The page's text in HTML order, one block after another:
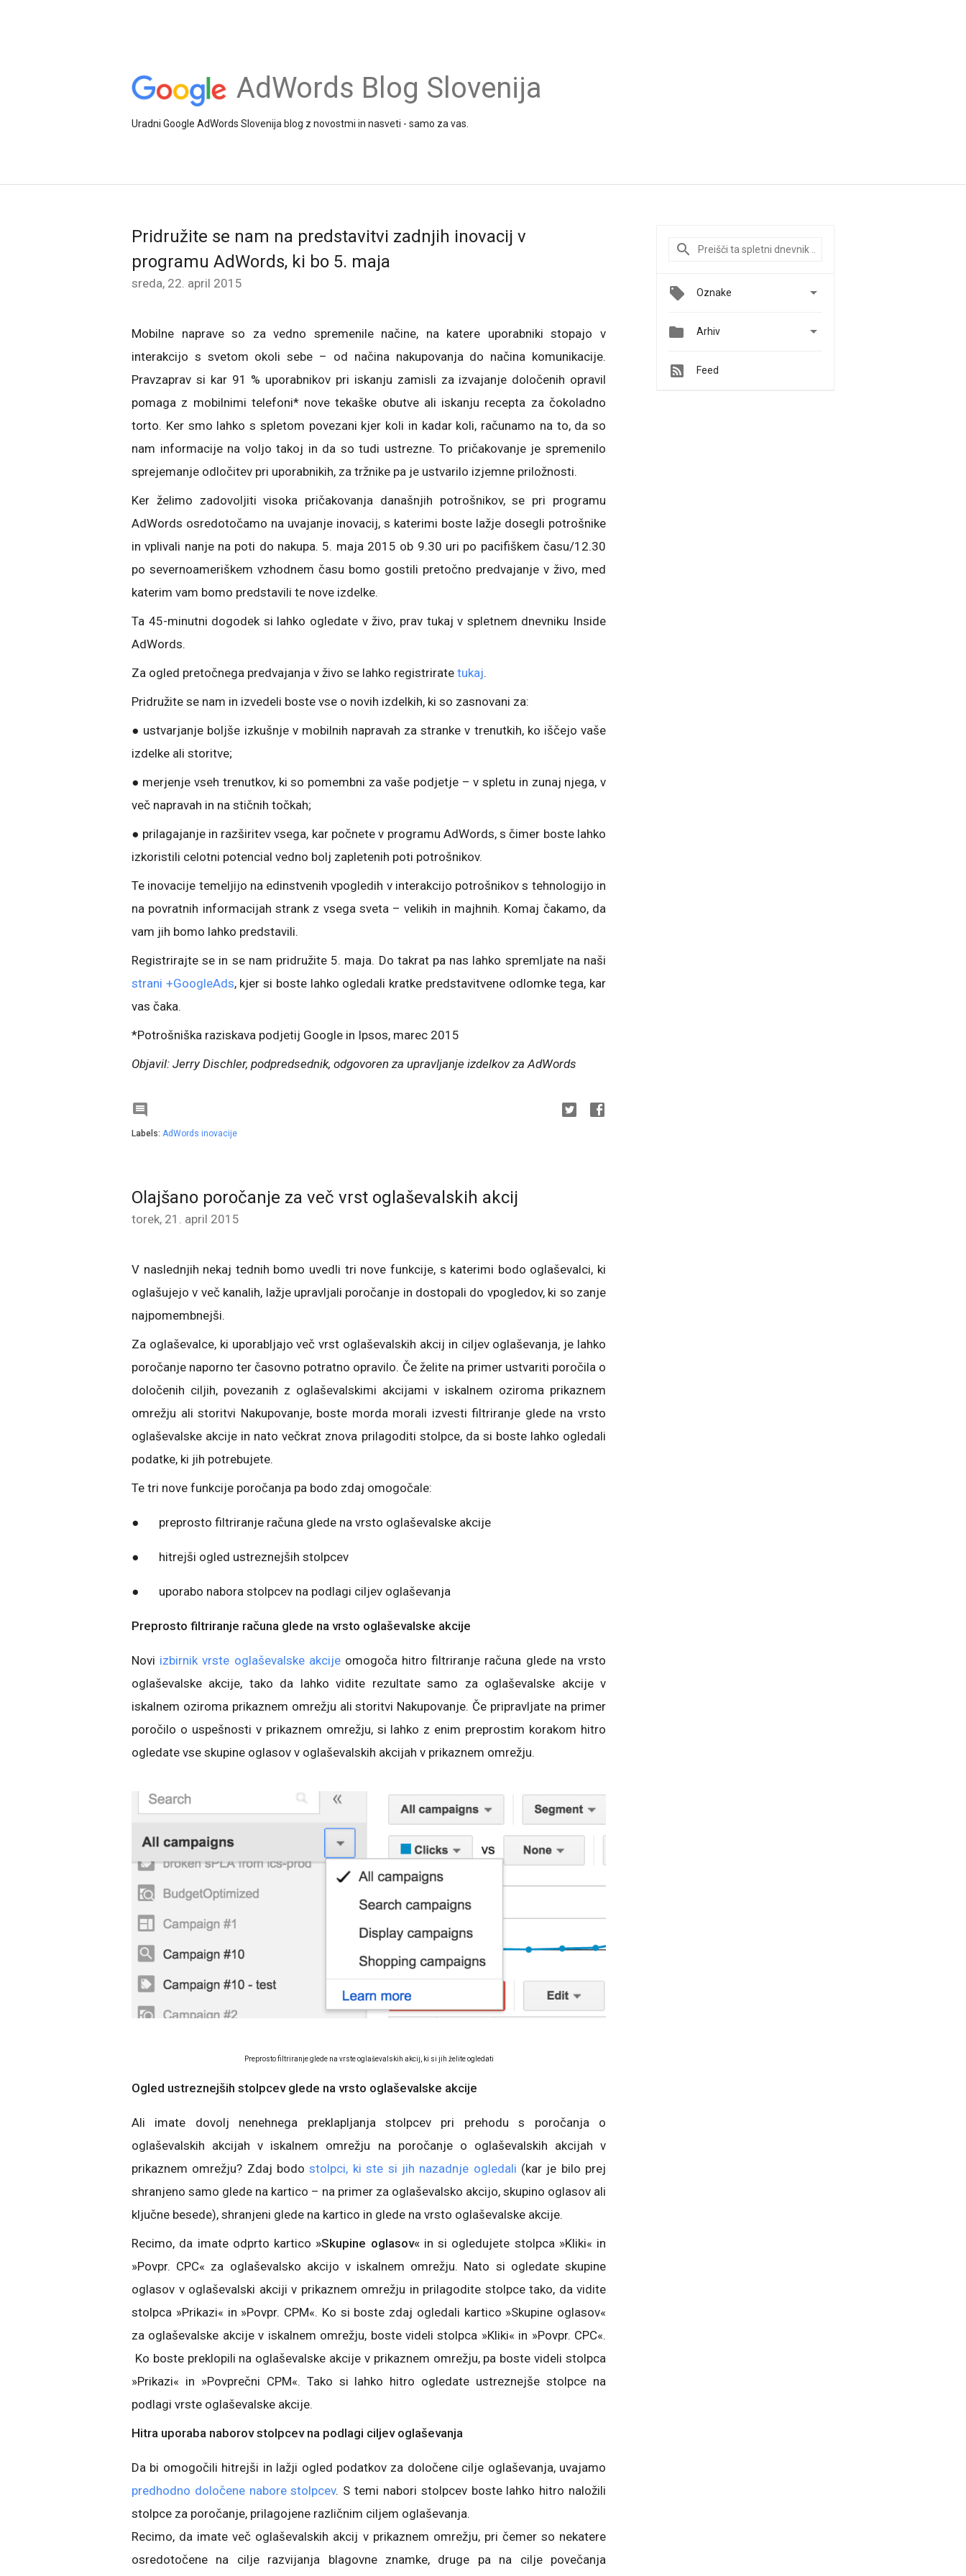
AdWords Blog Slovenija
Uradni Google AdWords Slovenija blog z novostmi in nasveti - samo za vas.
Pridružite se nam na predstavitvi zadnjih inovacij v
programu AdWords, ki bo 5. maja
sreda, 22. april 2015
Mobilne naprave so za vedno spremenile načine, na katere uporabniki stopajo v
interakcijo s svetom okoli sebe – od načina nakupovanja do načina komunikacije.
Pravzaprav si kar 91 % uporabnikov pri iskanju zamisli za izvajanje določenih opravil
pomaga z mobilnimi telefoni* nove tekaške obutve ali iskanju recepta za čokoladno
torto. Ker smo lahko s spletom povezani kjer koli in kadar koli, računamo na to, da so
nam informacije na voljo takoj in da so tudi ustrezne. To pričakovanje je spremenilo
sprejemanje odločitev pri uporabnikih, za tržnike pa je ustvarilo izjemne priložnosti.
Ker želimo zadovoljiti visoka pričakovanja današnjih potrošnikov, se pri programu
AdWords osredotočamo na uvajanje inovacij, s katerimi boste lažje dosegli potrošnike
in vplivali nanje na poti do nakupa. 5. maja 2015 ob 9.30 uri po pacifiškem času/12.30
po severnoameriškem vzhodnem času bomo gostili pretočno predvajanje v živo, med
katerim vam bomo predstavili te nove izdelke.
Ta 45-minutni dogodek si lahko ogledate v živo, prav tukaj v spletnem dnevniku Inside
AdWords.
Za ogled pretočnega predvajanja v živo se lahko registrirate tukaj.
Pridružite se nam in izvedeli boste vse o novih izdelkih, ki so zasnovani za:
● ustvarjanje boljše izkušnje v mobilnih napravah za stranke v trenutkih, ko iščejo vaše
izdelke ali storitve;
● merjenje vseh trenutkov, ki so pomembni za vaše podjetje – v spletu in zunaj njega, v
več napravah in na stičnih točkah;
● prilagajanje in razširitev vsega, kar počnete v programu AdWords, s čimer boste lahko
izkoristili celotni potencial vedno bolj zapletenih poti potrošnikov.
Te inovacije temeljijo na edinstvenih vpogledih v interakcijo potrošnikov s tehnologijo in
na povratnih informacijah strank z vsega sveta – velikih in majhnih. Komaj čakamo, da
vam jih bomo lahko predstavili.
Registrirajte se in se nam pridružite 5. maja. Do takrat pa nas lahko spremljate na naši
strani +GoogleAds, kjer si boste lahko ogledali kratke predstavitvene odlomke tega, kar
vas čaka.
*Potrošniška raziskava podjetij Google in Ipsos, marec 2015
Objavil: Jerry Dischler, podpredsednik, odgovoren za upravljanje izdelkov za AdWords

Labels: AdWords inovacije
Olajšano poročanje za več vrst oglaševalskih akcij
torek, 21. april 2015
V naslednjih nekaj tednih bomo uvedli tri nove funkcije, s katerimi bodo oglaševalci, ki
oglašujejo v več kanalih, lažje upravljali poročanje in dostopali do vpogledov, ki so zanje
najpomembnejši.
Za oglaševalce, ki uporabljajo več vrst oglaševalskih akcij in ciljev oglaševanja, je lahko
poročanje naporno ter časovno potratno opravilo. Če želite na primer ustvariti poročila o
določenih ciljih, povezanih z oglaševalskimi akcijami v iskalnem oziroma prikaznem
omrežju ali storitvi Nakupovanje, boste morda morali izvesti filtriranje glede na vrsto
oglaševalske akcije in nato večkrat znova prilagoditi stolpce, da si boste lahko ogledali
podatke, ki jih potrebujete.
Te tri nove funkcije poročanja pa bodo zdaj omogočale:
● preprosto filtriranje računa glede na vrsto oglaševalske akcije
● hitrejši ogled ustreznejših stolpcev
● uporabo nabora stolpcev na podlagi ciljev oglaševanja
Preprosto filtriranje računa glede na vrsto oglaševalske akcije
Novi izbirnik vrste oglaševalske akcijeomogoča hitro filtriranje računa glede na vrsto
oglaševalske akcije, tako da lahko vidite rezultate samo za oglaševalske akcije v
iskalnem oziroma prikaznem omrežju ali storitvi Nakupovanje. Če pripravljate na primer
poročilo o uspešnosti v prikaznem omrežju, si lahko z enim preprostim korakom hitro
ogledate vse skupine oglasov v oglaševalskih akcijah v prikaznem omrežju.
Preprosto filtriranje glede na vrste oglaševalskih akcij, ki si jih želite ogledati
Ogled ustreznejših stolpcev glede na vrsto oglaševalske akcije
Ali imate dovolj nenehnega preklapljanja stolpcev pri prehodu s poročanja o
oglaševalskih akcijah v iskalnem omrežju na poročanje o oglaševalskih akcijah v
prikaznem omrežju? Zdaj bodostolpci, ki ste si jih nazadnje ogledali (kar je bilo prej
shranjeno samo glede na kartico – na primer za oglaševalsko akcijo, skupino oglasov ali
ključne besede), shranjeni glede na kartico in glede na vrsto oglaševalske akcije.
Recimo, da imate odprto kartico »Skupine oglasov«in si ogledujete stolpca »Kliki« in
»Povpr. CPC« za oglaševalsko akcijo v iskalnem omrežju. Nato si ogledate skupine
oglasov v oglaševalski akciji v prikaznem omrežju in prilagodite stolpce tako, da vidite
stolpca »Prikazi« in »Povpr. CPM«. Ko si boste zdaj ogledali kartico »Skupine oglasov«
za oglaševalske akcije v iskalnem omrežju, boste videli stolpca »Kliki« in »Povpr. CPC«.
Ko boste preklopili na oglaševalske akcije v prikaznem omrežju, pa boste videli stolpca
»Prikazi« in »Povprečni CPM«. Tako si lahko hitro ogledate ustreznejše stolpce na
podlagi vrste oglaševalske akcije.
Hitra uporaba naborov stolpcev na podlagi ciljev oglaševanja
Da bi omogočili hitrejši in lažji ogled podatkov za določene cilje oglaševanja, uvajamo
predhodno določene nabore stolpcev. S temi nabori stolpcev boste lahko hitro naložili
stolpce za poročanje, prilagojene različnim ciljem oglaševanja.
Recimo, da imate več oglaševalskih akcij v prikaznem omrežju, pri čemer so nekatere
osredotočene na cilje razvijanja blagovne znamke, druge pa na cilje povečanja
Oznake 
 Arhiv 
Feed